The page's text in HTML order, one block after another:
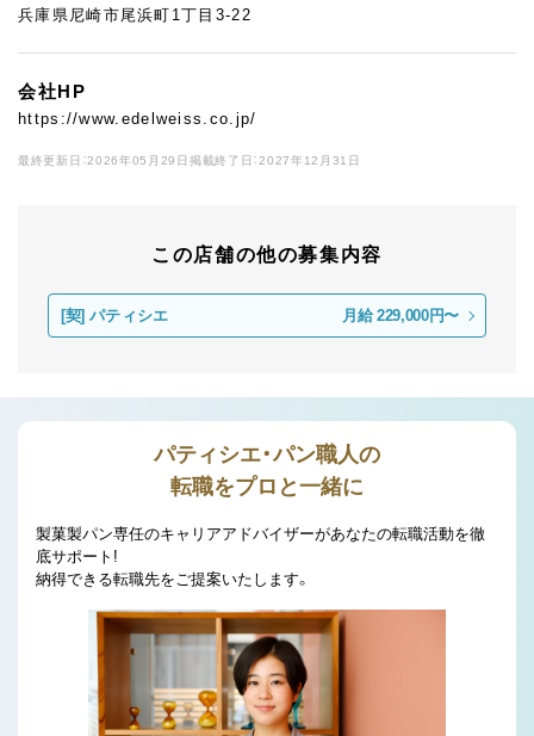
兵庫県尼崎市尾浜町1丁目3-22
会社HP
https://www.edelweiss.co.jp/
最終更新日：2026年05月29日 掲載終了日：2027年12月31日
この店舗の他の募集内容
[契] パティシエ 月給 229,000円〜
パティシエ・パン職人の
転職をプロと一緒に
製菓製パン専任のキャリアアドバイザーがあなたの転職活動を徹
底サポート!
納得できる転職先をご提案いたします。